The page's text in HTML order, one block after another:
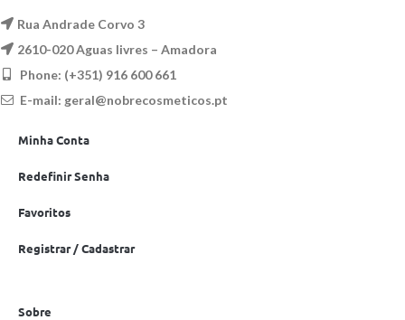
Rua Andrade Corvo 3
2610-020 Aguas livres – Amadora
Phone: (+351) 916 600 661
E-mail: geral@nobrecosmeticos.pt
Minha Conta
Redefinir Senha
Favoritos
Registrar / Cadastrar
Sobre